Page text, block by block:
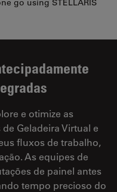
e otimize as
Geladeira Virtual e
fluxos de trabalho,
As equipes de
de painel antes
tempo precioso do